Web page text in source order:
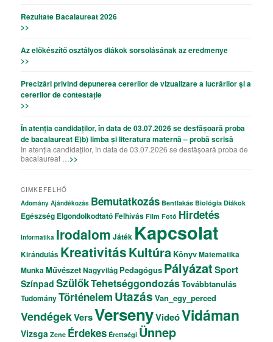
Rezultate Bacalaureat 2026
>>
Az előkészítő osztályos diákok sorsolásának az eredmenye
>>
Precizǎri privind depunerea cererilor de vizualizare a lucrǎrilor şi a
cererilor de contestație
>>
În atenția candidaților, în data de 03.07.2026 se desfășoară proba
de bacalaureat E)b) limba și literatura maternă – probă scrisă
În atenția candidaților, în data de 03.07.2026 se desfășoară proba de
bacalaureat … >>
CIMKEFELHŐ
Adomány Ajándékozás Bemutatkozás Bentlakás Biológia Diákok
Egészség ElgondolkodtatóFelhívás Film Fotó Hirdetés
Informatika Irodalom Játék Kapcsolat
Kirándulás KreativitásKultúra KönyvMatematika
MunkaMűvészetNagyvilág Pedagógus PályázatSport
Színpad SzülőkTehetséggondozásTovábbtanulás
TudományTörténelem Utazás Van_egy_perced
VendégekVersVersenyVideóVidáman
Vizsga Zene Érdekes Érettségi Ünnep